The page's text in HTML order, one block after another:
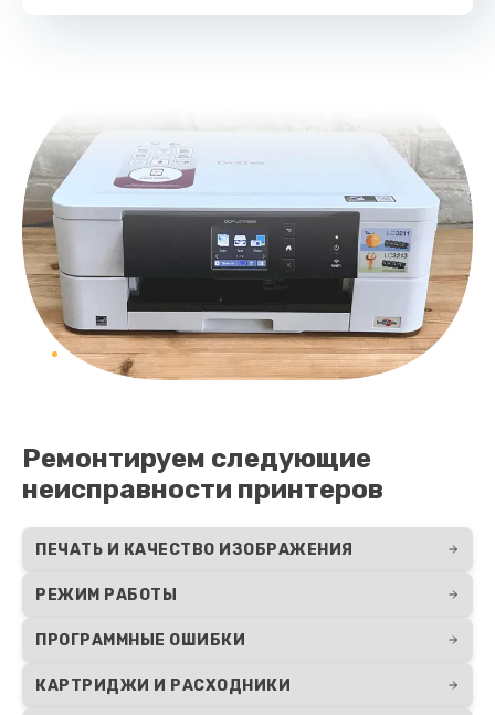
Ремонтируем следующие
неисправности принтеров
ПЕЧАТЬ И КАЧЕСТВО ИЗОБРАЖЕНИЯ
РЕЖИМ РАБОТЫ
ПРОГРАММНЫЕ ОШИБКИ
КАРТРИДЖИ И РАСХОДНИКИ